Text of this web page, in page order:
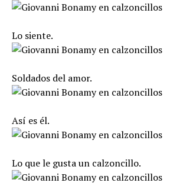
Lo siente.
Soldados del amor.
Así es él.
Lo que le gusta un calzoncillo.